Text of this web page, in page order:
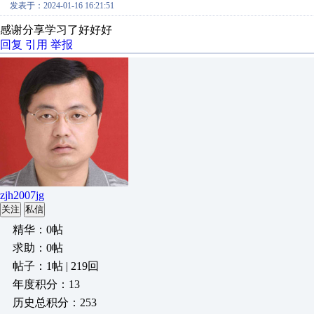
发表于：2024-01-16 16:21:51
感谢分享学习了好好好
回复 引用 举报
zjh2007jg
关注 私信
精华：0帖
求助：0帖
帖子：1帖 | 219回
年度积分：13
历史总积分：253